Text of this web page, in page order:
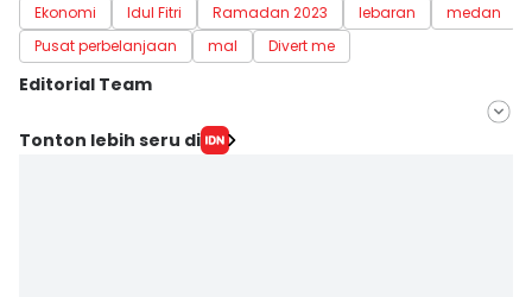
Ekonomi Idul Fitri Ramadan 2023 lebaran
medan
Pusat perbelanjaan
mal Divert me
Editorial Team
Editor
Tonton lebih seru di